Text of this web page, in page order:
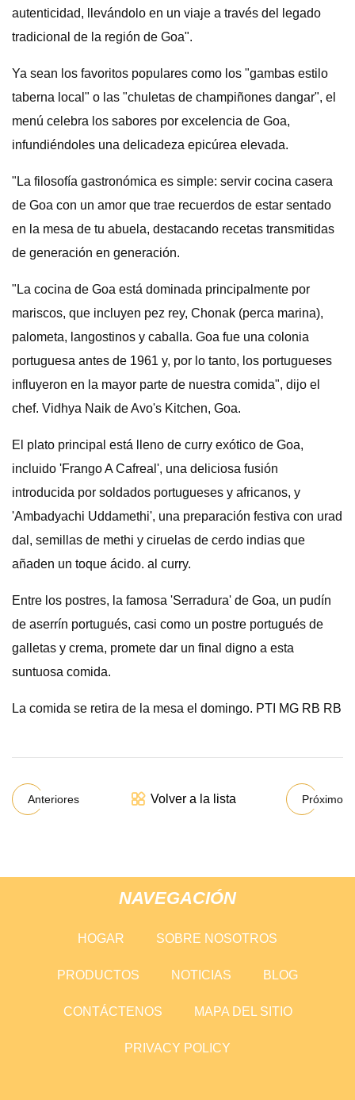
autenticidad, llevándolo en un viaje a través del legado
tradicional de la región de Goa".
Ya sean los favoritos populares como los "gambas estilo
taberna local" o las "chuletas de champiñones dangar", el
menú celebra los sabores por excelencia de Goa,
infundiéndoles una delicadeza epicúrea elevada.
"La filosofía gastronómica es simple: servir cocina casera
de Goa con un amor que trae recuerdos de estar sentado
en la mesa de tu abuela, destacando recetas transmitidas
de generación en generación.
"La cocina de Goa está dominada principalmente por
mariscos, que incluyen pez rey, Chonak (perca marina),
palometa, langostinos y caballa. Goa fue una colonia
portuguesa antes de 1961 y, por lo tanto, los portugueses
influyeron en la mayor parte de nuestra comida", dijo el
chef. Vidhya Naik de Avo's Kitchen, Goa.
El plato principal está lleno de curry exótico de Goa,
incluido 'Frango A Cafreal', una deliciosa fusión
introducida por soldados portugueses y africanos, y
'Ambadyachi Uddamethi', una preparación festiva con urad
dal, semillas de methi y ciruelas de cerdo indias que
añaden un toque ácido. al curry.
Entre los postres, la famosa 'Serradura' de Goa, un pudín
de aserrín portugués, casi como un postre portugués de
galletas y crema, promete dar un final digno a esta
suntuosa comida.
La comida se retira de la mesa el domingo. PTI MG RB ​​RB
Anteriores Volver a la lista Próximo
NAVEGACIÓN
HOGAR SOBRE NOSOTROS
PRODUCTOS NOTICIAS BLOG
CONTÁCTENOS MAPA DEL SITIO
PRIVACY POLICY